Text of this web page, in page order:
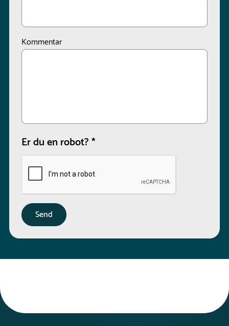
Kommentar
Er du en robot?*